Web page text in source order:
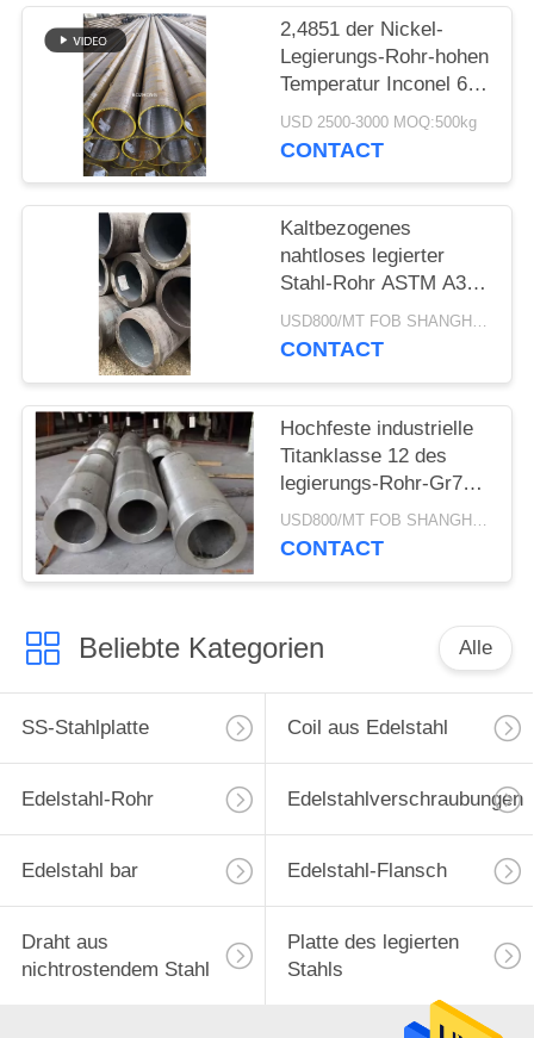
PRIVACY
POLICY
2,4851 der Nickel-
Legierungs-Rohr-hohen
Temperatur Inconel 601
nahtloser Widerstand
USD 2500-3000 MOQ:500kg
CONTACT
Kaltbezogenes
nahtloses legierter
Stahl-Rohr ASTM A335
P5 für Erdölraffinerie-
Hochdruckkessel
USD800/MT FOB SHANGHAI MOQ:100 PC
CONTACT
Hochfeste industrielle
Titanklasse 12 des
legierungs-Rohr-Gr7
ASTM
USD800/MT FOB SHANGHAI MOQ:1000 Kilogramm
CONTACT
Beliebte Kategorien Alle
SS-Stahlplatte Coil aus Edelstahl
Edelstahl-Rohr Edelstahlverschraubungen
Edelstahl bar Edelstahl-Flansch
Draht aus
nichtrostendem Stahl
Platte des legierten
Stahls